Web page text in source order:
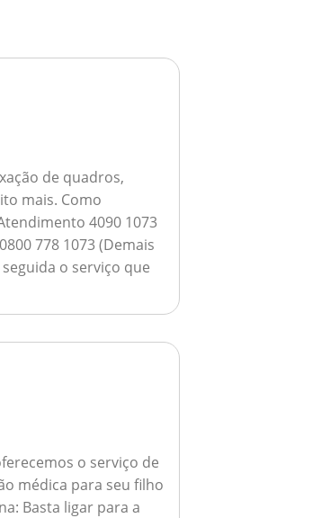
de quadros,
mais. Como
4090 1073
778 1073 (Demais
o serviço que
o serviço de
médica para seu filho
Basta ligar para a